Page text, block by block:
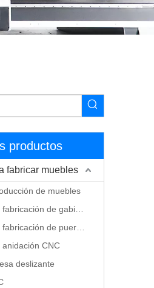
productos
fabricar muebles
de muebles
CNC
deslizante